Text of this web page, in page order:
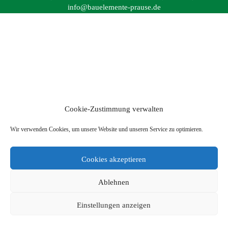
Cookie-Zustimmung verwalten
Wir verwenden Cookies, um unsere Website und unseren Service zu optimieren.
Cookies akzeptieren
Ablehnen
Einstellungen anzeigen
info@bauelemente-prause.de